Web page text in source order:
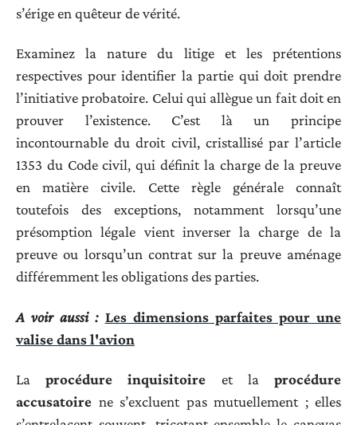
s’érige en quêteur de vérité.
Examinez la nature du litige et les prétentions
respectives pour identifier la partie qui doit prendre
l’initiative probatoire. Celui qui allègue un fait doit en
prouver l’existence. C’est là un principe
incontournable du droit civil, cristallisé par l’article
1353 du Code civil, qui définit la charge de la preuve
en matière civile. Cette règle générale connaît
toutefois des exceptions, notamment lorsqu’une
présomption légale vient inverser la charge de la
preuve ou lorsqu’un contrat sur la preuve aménage
différemment les obligations des parties.
A voir aussi : Les dimensions parfaites pour une
valise dans l'avion
Laprocédure inquisitoire et laprocédure
accusatoire ne s’excluent pas mutuellement ; elles